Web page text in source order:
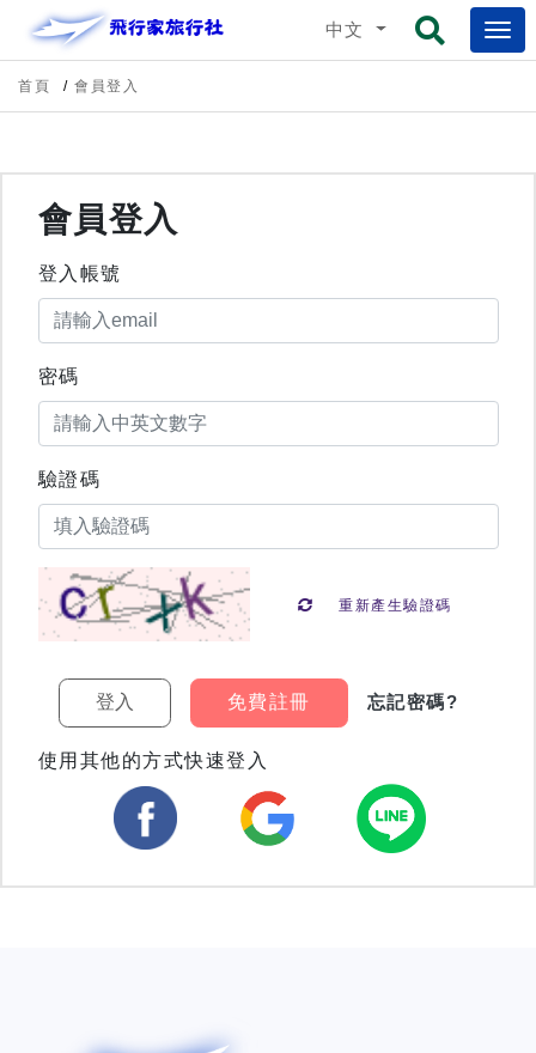
中文
首頁 會員登入
會員登入
登入帳號
密碼
驗證碼
重新產生驗證碼
免費註冊 忘記密碼?
使用其他的方式快速登入